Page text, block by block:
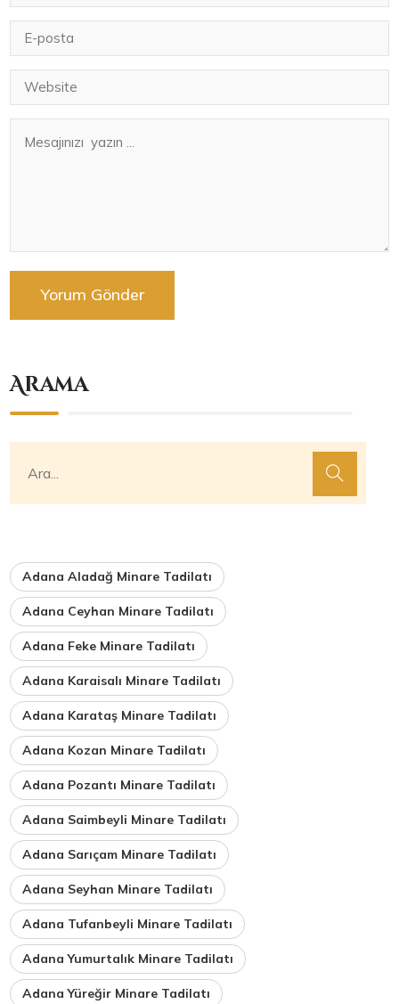
Arama
Adana Aladağ Minare Tadilatı
Adana Ceyhan Minare Tadilatı
Adana Feke Minare Tadilatı
Adana Karaisalı Minare Tadilatı
Adana Karataş Minare Tadilatı
Adana Kozan Minare Tadilatı
Adana Pozantı Minare Tadilatı
Adana Saimbeyli Minare Tadilatı
Adana Sarıçam Minare Tadilatı
Adana Seyhan Minare Tadilatı
Adana Tufanbeyli Minare Tadilatı
Adana Yumurtalık Minare Tadilatı
Adana Yüreğir Minare Tadilatı